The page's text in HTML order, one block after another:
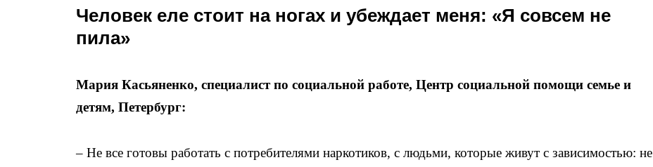
Человек еле стоит на ногах и убеждает меня: «Я совсем не
пила»
Мария Касьяненко, специалист по социальной работе, Центр социальной помощи семье и
детям, Петербург:
– Не все готовы работать с потребителями наркотиков, с людьми, которые живут с зависимостью: не